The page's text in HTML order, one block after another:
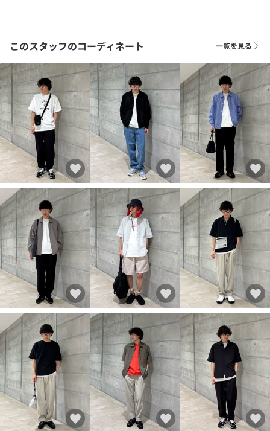
このスタッフのコーディネート 一覧を見る